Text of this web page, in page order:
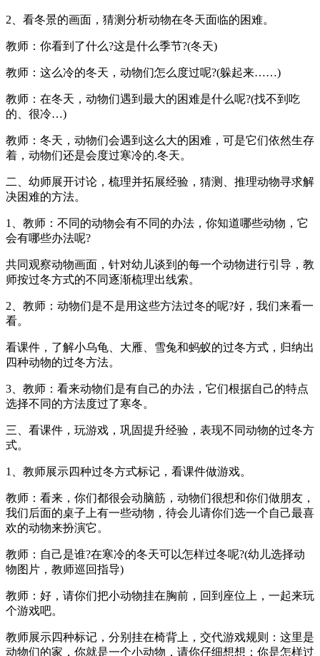
2、看冬景的画面，猜测分析动物在冬天面临的困难。
教师：你看到了什么?这是什么季节?(冬天)
教师：这么冷的冬天，动物们怎么度过呢?(躲起来……)
教师：在冬天，动物们遇到最大的困难是什么呢?(找不到吃
的、很冷…)
教师：冬天，动物们会遇到这么大的困难，可是它们依然生存
着，动物们还是会度过寒冷的.冬天。
二、幼师展开讨论，梳理并拓展经验，猜测、推理动物寻求解
决困难的方法。
1、教师：不同的动物会有不同的办法，你知道哪些动物，它
会有哪些办法呢?
共同观察动物画面，针对幼儿谈到的每一个动物进行引导，教
师按过冬方式的不同逐渐梳理出线索。
2、教师：动物们是不是用这些方法过冬的呢?好，我们来看一
看。
看课件，了解小乌龟、大雁、雪兔和蚂蚁的过冬方式，归纳出
四种动物的过冬方法。
3、教师：看来动物们是有自己的办法，它们根据自己的特点
选择不同的方法度过了寒冬。
三、看课件，玩游戏，巩固提升经验，表现不同动物的过冬方
式。
1、教师展示四种过冬方式标记，看课件做游戏。
教师：看来，你们都很会动脑筋，动物们很想和你们做朋友，
我们后面的桌子上有一些动物，待会儿请你们选一个自己最喜
欢的动物来扮演它。
教师：自己是谁?在寒冷的冬天可以怎样过冬呢?(幼儿选择动
物图片，教师巡回指导)
教师：好，请你们把小动物挂在胸前，回到座位上，一起来玩
个游戏吧。
教师展示四种标记，分别挂在椅背上，交代游戏规则：这里是
动物们的家，你就是一个小动物，请你仔细想想：你是怎样过